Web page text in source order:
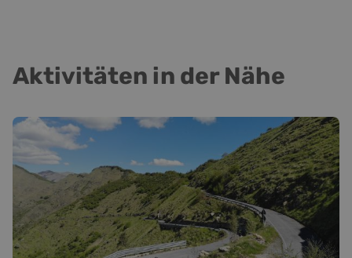
Aktivitäten in der Nähe